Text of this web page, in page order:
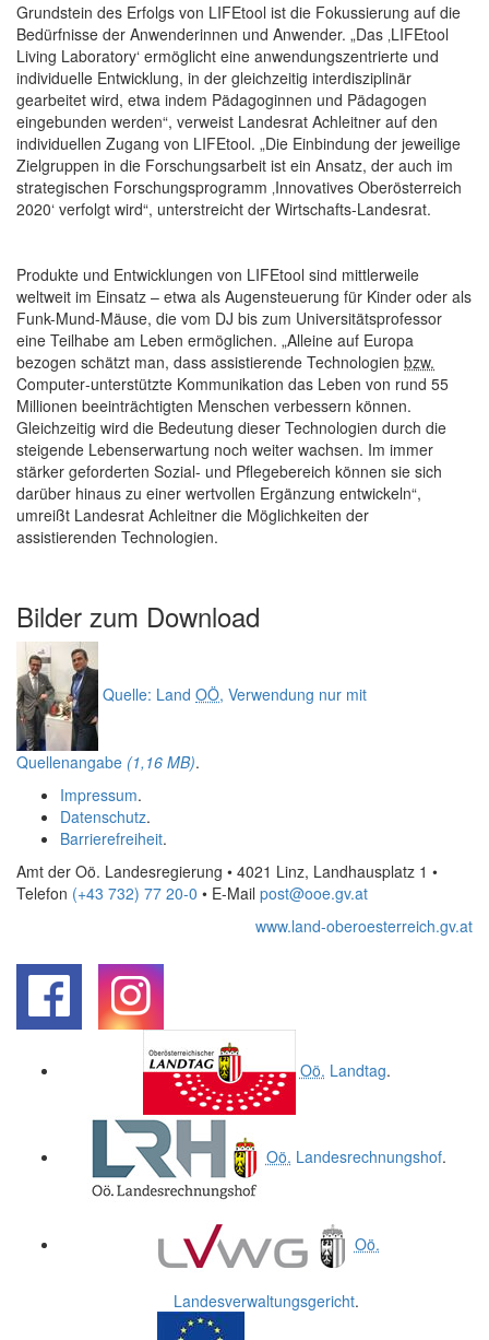
Grundstein des Erfolgs von LIFEtool ist die Fokussierung auf die
Bedürfnisse der Anwenderinnen und Anwender. „Das ‚LIFEtool
Living Laboratory‘ ermöglicht eine anwendungszentrierte und
individuelle Entwicklung, in der gleichzeitig interdisziplinär
gearbeitet wird, etwa indem Pädagoginnen und Pädagogen
eingebunden werden“, verweist Landesrat Achleitner auf den
individuellen Zugang von LIFEtool. „Die Einbindung der jeweilige
Zielgruppen in die Forschungsarbeit ist ein Ansatz, der auch im
strategischen Forschungsprogramm ‚Innovatives Oberösterreich
2020‘ verfolgt wird“, unterstreicht der Wirtschafts-Landesrat.
Produkte und Entwicklungen von LIFEtool sind mittlerweile
weltweit im Einsatz – etwa als Augensteuerung für Kinder oder als
Funk-Mund-Mäuse, die vom DJ bis zum Universitätsprofessor
eine Teilhabe am Leben ermöglichen. „Alleine auf Europa
bezogen schätzt man, dass assistierende Technologien bzw.
Computer-unterstützte Kommunikation das Leben von rund 55
Millionen beeinträchtigten Menschen verbessern können.
Gleichzeitig wird die Bedeutung dieser Technologien durch die
steigende Lebenserwartung noch weiter wachsen. Im immer
stärker geforderten Sozial- und Pflegebereich können sie sich
darüber hinaus zu einer wertvollen Ergänzung entwickeln“,
umreißt Landesrat Achleitner die Möglichkeiten der
assistierenden Technologien.
Bilder zum Download
Quelle: Land OÖ, Verwendung nur mit
Quellenangabe (1,16 MB).
Impressum.
Datenschutz.
Barrierefreiheit.
Amt der Oö. Landesregierung • 4021 Linz, Landhausplatz 1 •
Telefon (+43 732) 77 20-0 • E-Mail post@ooe.gv.at
www.land-oberoesterreich.gv.at
Oö. Landtag.
Oö. Landesrechnungshof.
Oö.
Landesverwaltungsgericht.